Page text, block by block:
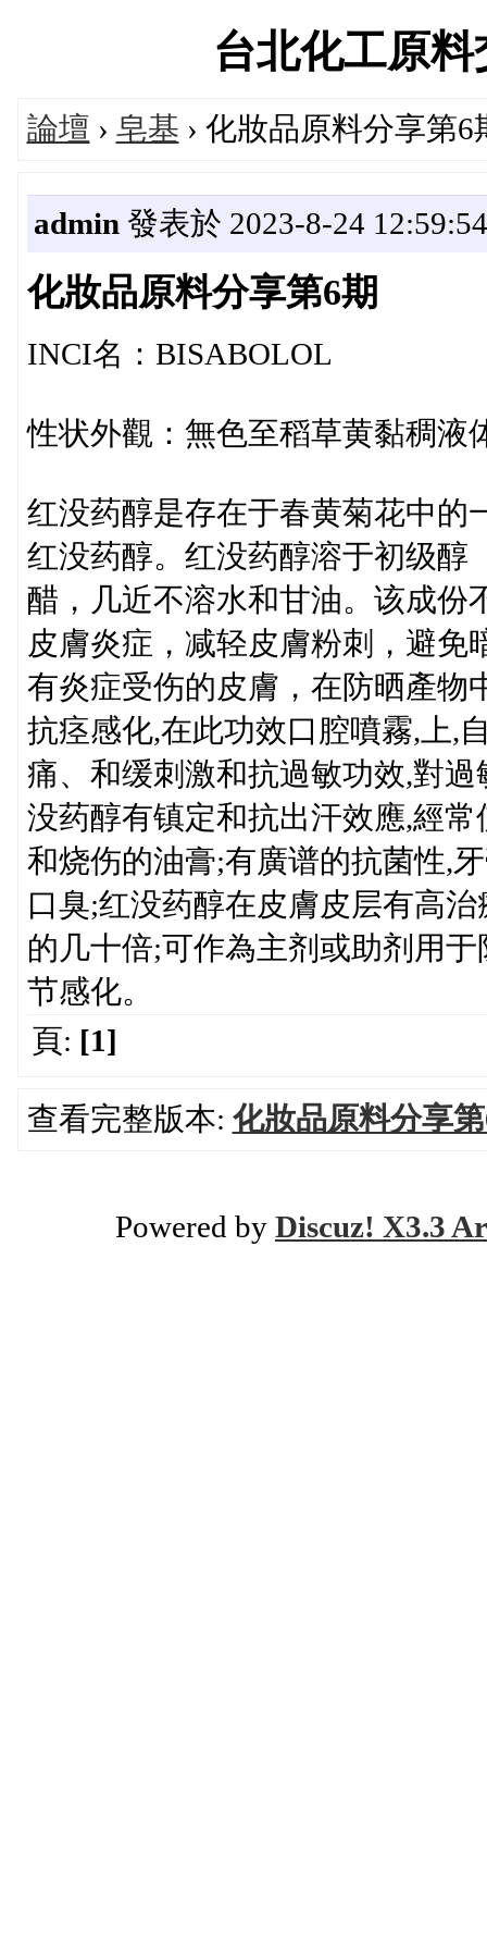
台北化工原
論壇 › 皂基 › 化妝品原料分享第6
admin 發表於 2023-8-24 12:59:54
化妝品原料分享第6期
INCI名：BISABOLOL
性状外觀：無色至稻草黄黏稠液
红没药醇是存在于春黄菊花中的
红没药醇。红没药醇溶于初级醇
醋，几近不溶水和甘油。该成份
皮膚炎症，减轻皮膚粉刺，避
有炎症受伤的皮膚，在防晒產物
抗痉感化,在此功效口腔噴霧,上,
痛、和缓刺激和抗過敏功效,對
没药醇有镇定和抗出汗效應,經
和烧伤的油膏;有廣谱的抗菌性,
口臭;红没药醇在皮膚皮层有高
的几十倍;可作為主剂或助剂用
节感化。
頁: [1]
查看完整版本: 化妝品原料分享
Powered by Discuz! X3.3